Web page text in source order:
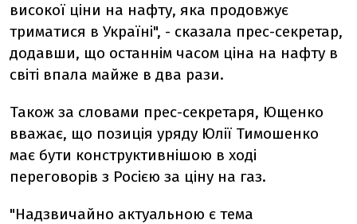
високої ціни на нафту, яка продовжує
триматися в Україні", - сказала прес-секретар,
додавши, що останнім часом ціна на нафту в
світі впала майже в два рази.
Також за словами прес-секретаря, Ющенко
вважає, що позиція уряду Юлії Тимошенко
має бути конструктивнішою в ході
переговорів з Росією за ціну на газ.
"Надзвичайно актуальною є тема